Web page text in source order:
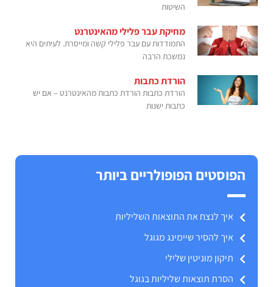
השיטות
מחיקת עבר פלילי מהאינטרנט
התמודדות עם עבר פלילי קשה ומייסרת. לעיתים היא
נמשכת הרבה
הורדת כתבות
הורדת כתבות הורדת כתבות מהאינטרנט – אם יש
כתבות ישנות
הפוסטים הפופולריים ביותר
איך לנצח את התוצאות השליליות
איך להסיר שיימינג מגוגל
תיקון מוניטין שלילי
הסרת תוצאות שליליות בגוגל